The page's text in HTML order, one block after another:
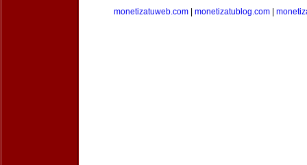
monetizatuweb.com
monetizatublog.com